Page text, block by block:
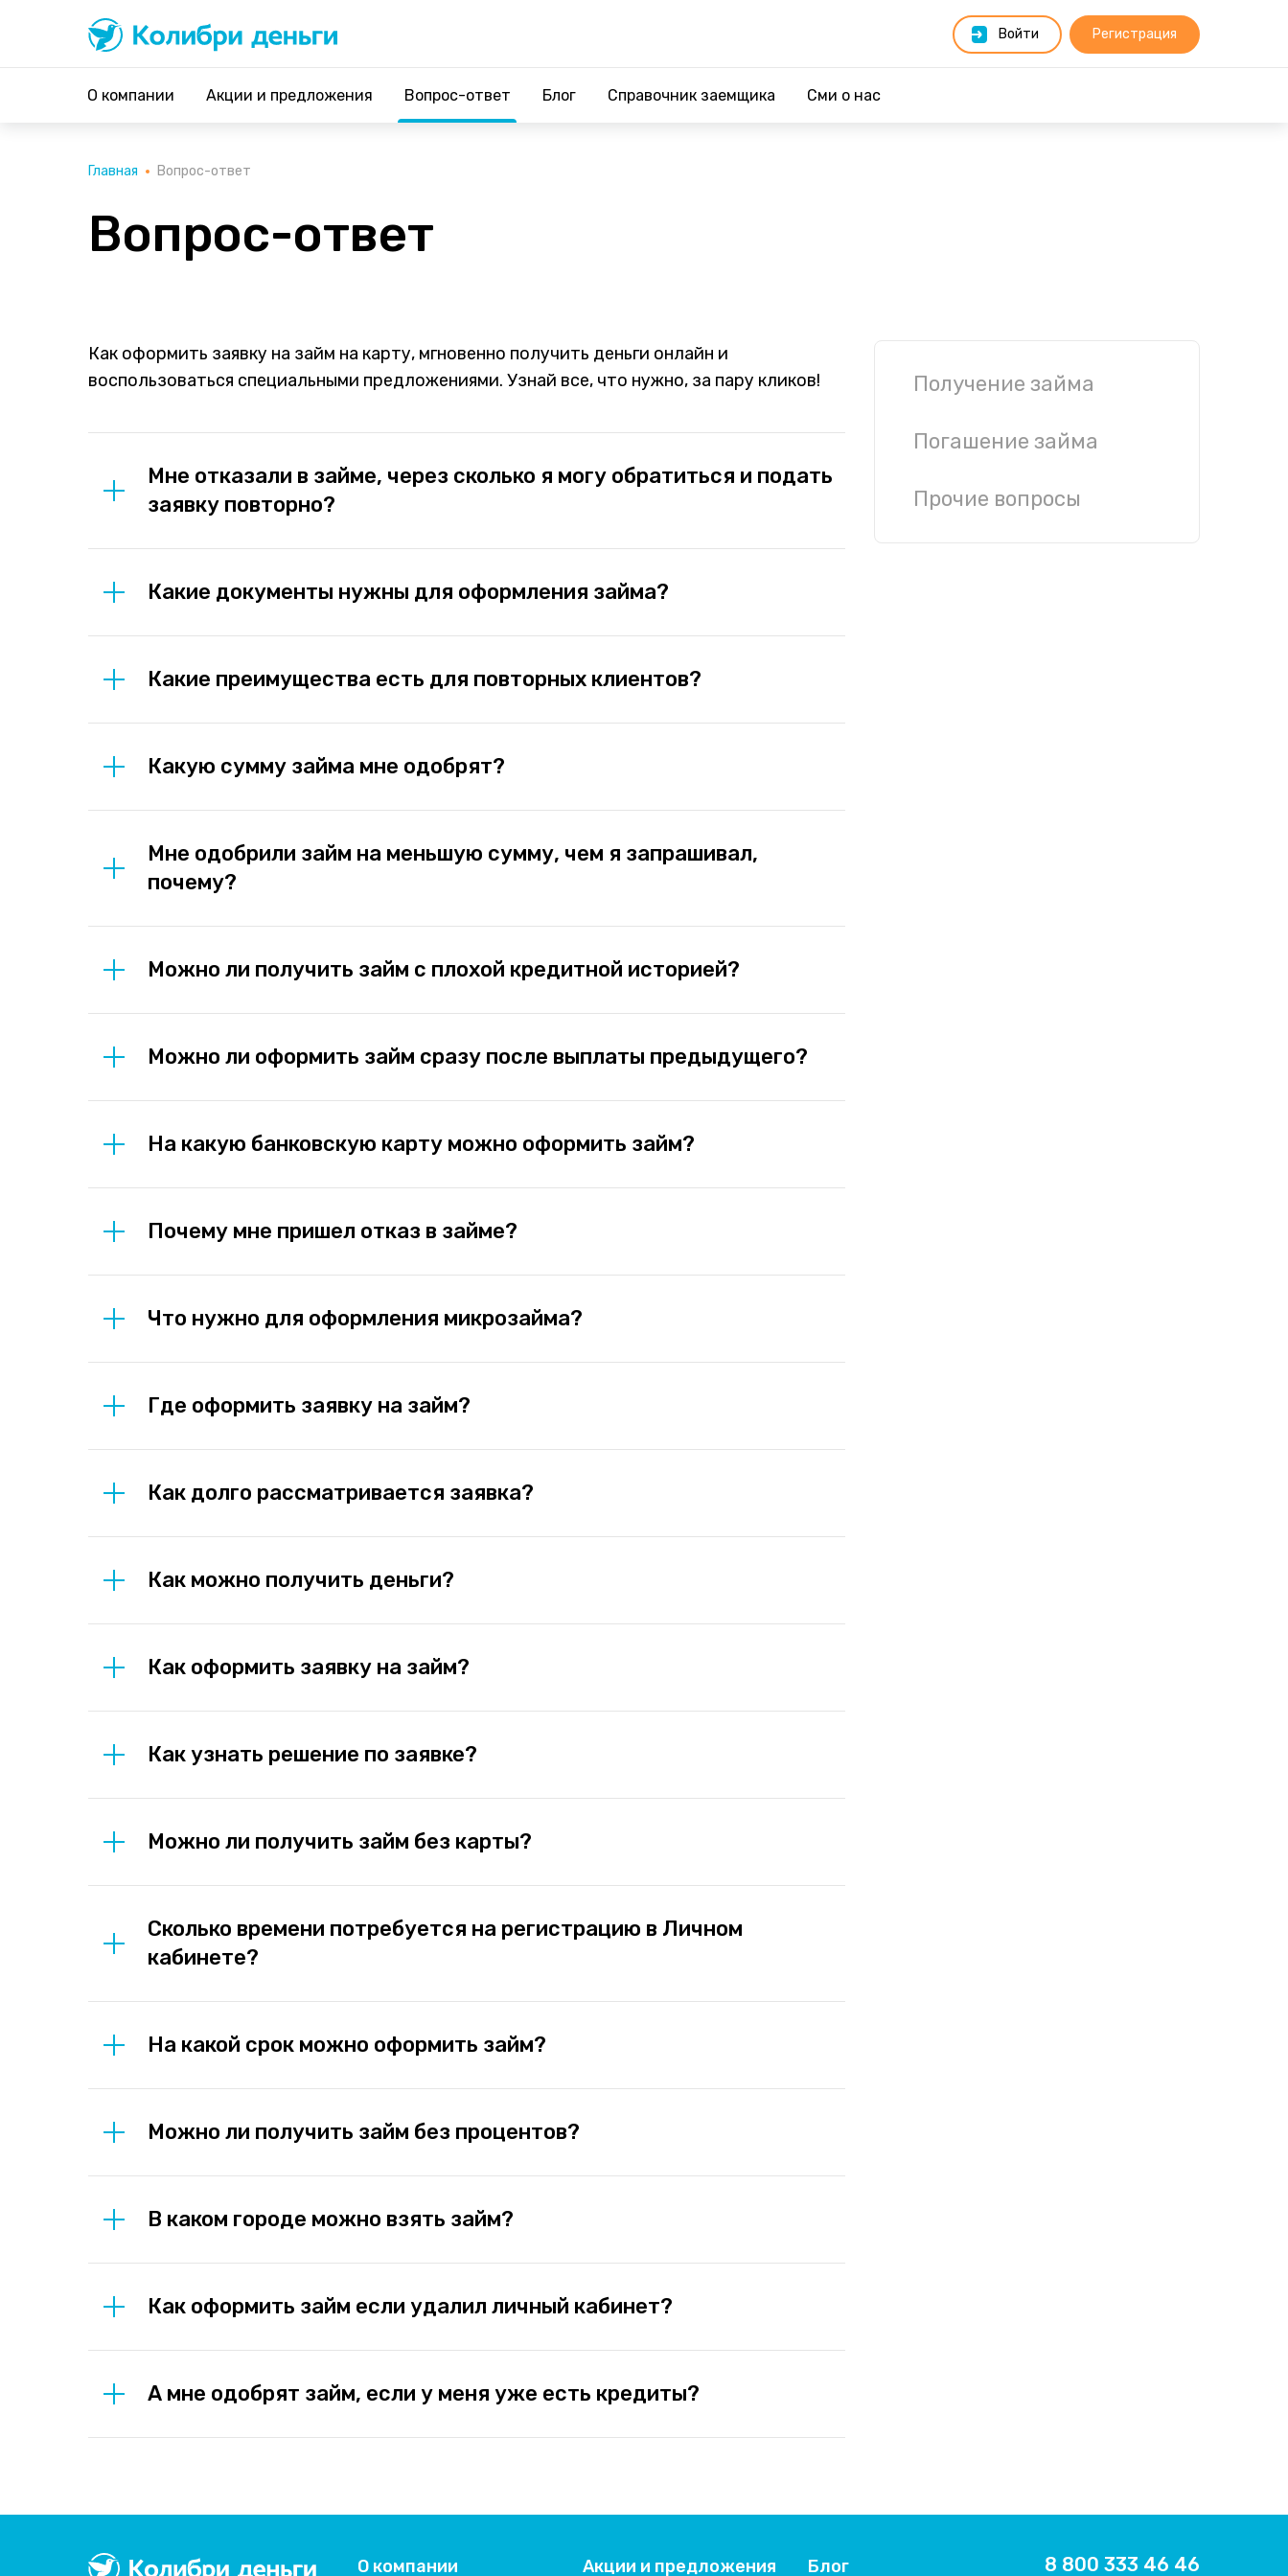
Войти Регистрация
О компании Акции и предложения Вопрос-ответ Блог Справочник заемщика Сми о нас
Главная Вопрос-ответ
Вопрос-ответ
Как оформить заявку на займ на карту, мгновенно получить деньги онлайн и
воспользоваться специальными предложениями. Узнай все, что нужно, за пару кликов!
Мне отказали в займе, через сколько я могу обратиться и подать
заявку повторно?
Какие документы нужны для оформления займа?
Какие преимущества есть для повторных клиентов?
Какую сумму займа мне одобрят?
Мне одобрили займ на меньшую сумму, чем я запрашивал,
почему?
Можно ли получить займ с плохой кредитной историей?
Можно ли оформить займ сразу после выплаты предыдущего?
На какую банковскую карту можно оформить займ?
Почему мне пришел отказ в займе?
Что нужно для оформления микрозайма?
Где оформить заявку на займ?
Как долго рассматривается заявка?
Как можно получить деньги?
Как оформить заявку на займ?
Как узнать решение по заявке?
Можно ли получить займ без карты?
Сколько времени потребуется на регистрацию в Личном
кабинете?
На какой срок можно оформить займ?
Можно ли получить займ без процентов?
В каком городе можно взять займ?
Как оформить займ если удалил личный кабинет?
А мне одобрят займ, если у меня уже есть кредиты?
Получение займа
Погашение займа
Прочие вопросы
О компании Акции и предложения Блог 8 800 333 46 46